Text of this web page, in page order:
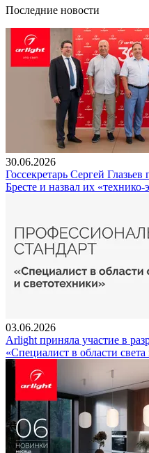
Последние новости
30.06.2026
Госсекретарь Сергей
Бресте и назвал их
03.06.2026
Arlight приняла участие в
«Специалист в области